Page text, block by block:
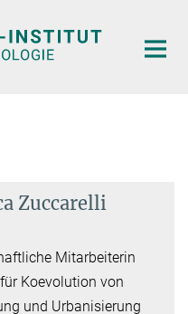
Zuccarelli
Mitarbeiterin
Koevolution von
und Urbanisierung